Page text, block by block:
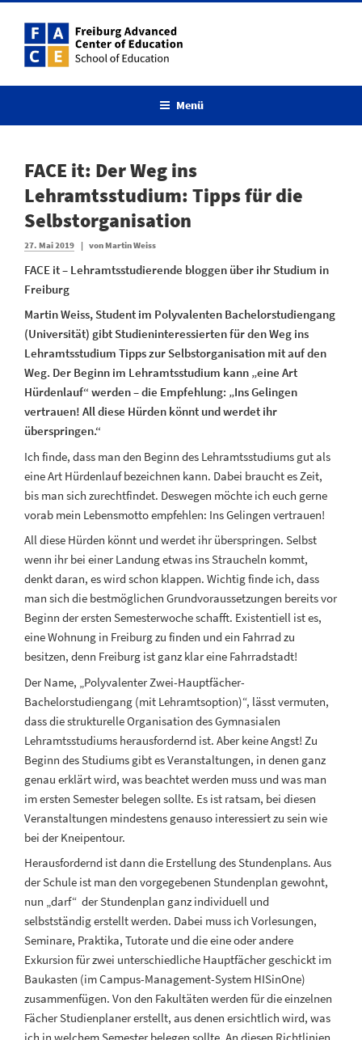
Inhalt
springen
Menü
FACE it: Der Weg ins
Lehramtsstudium: Tipps für die
Selbstorganisation
Veröffentlicht
27. Mai 2019 | vonMartin Weiss
FACE it – Lehramtsstudierende bloggen über ihr Studium in
Freiburg
Martin Weiss, Student im Polyvalenten Bachelorstudiengang
(Universität) gibt Studieninteressierten für den Weg ins
Lehramtsstudium Tipps zur Selbstorganisation mit auf den
Weg. Der Beginn im Lehramtsstudium kann „eine Art
Hürdenlauf“ werden – die Empfehlung: „Ins Gelingen
vertrauen! All diese Hürden könnt und werdet ihr
überspringen.“
Ich finde, dass man den Beginn des Lehramtsstudiums gut als
eine Art Hürdenlauf bezeichnen kann. Dabei braucht es Zeit,
bis man sich zurechtfindet. Deswegen möchte ich euch gerne
vorab mein Lebensmotto empfehlen: Ins Gelingen vertrauen!
All diese Hürden könnt und werdet ihr überspringen. Selbst
wenn ihr bei einer Landung etwas ins Straucheln kommt,
denkt daran, es wird schon klappen. Wichtig finde ich, dass
man sich die bestmöglichen Grundvoraussetzungen bereits vor
Beginn der ersten Semesterwoche schafft. Existentiell ist es,
eine Wohnung in Freiburg zu finden und ein Fahrrad zu
besitzen, denn Freiburg ist ganz klar eine Fahrradstadt!
Der Name, „Polyvalenter Zwei-Hauptfächer-
Bachelorstudiengang (mit Lehramtsoption)“, lässt vermuten,
dass die strukturelle Organisation des Gymnasialen
Lehramtsstudiums herausfordernd ist. Aber keine Angst! Zu
Beginn des Studiums gibt es Veranstaltungen, in denen ganz
genau erklärt wird, was beachtet werden muss und was man
im ersten Semester belegen sollte. Es ist ratsam, bei diesen
Veranstaltungen mindestens genauso interessiert zu sein wie
bei der Kneipentour.
Herausfordernd ist dann die Erstellung des Stundenplans. Aus
der Schule ist man den vorgegebenen Stundenplan gewohnt,
nun „darf“ der Stundenplan ganz individuell und
selbstständig erstellt werden. Dabei muss ich Vorlesungen,
Seminare, Praktika, Tutorate und die eine oder andere
Exkursion für zwei unterschiedliche Hauptfächer geschickt im
Baukasten (im Campus-Management-System HISinOne)
zusammenfügen. Von den Fakultäten werden für die einzelnen
Fächer Studienplaner erstellt, aus denen ersichtlich wird, was